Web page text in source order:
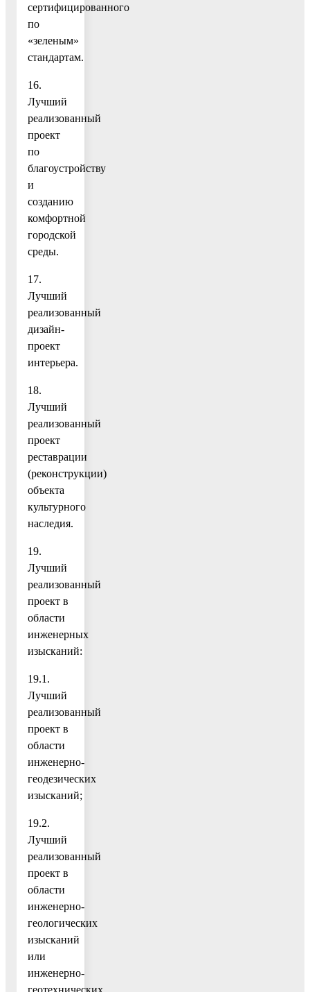
сертифицированного
по
«зеленым»
стандартам.
16.
Лучший
реализованный
проект
по
благоустройству
и
созданию
комфортной
городской
среды.
17.
Лучший
реализованный
дизайн-
проект
интерьера.
18.
Лучший
реализованный
проект
реставрации
(реконструкции)
объекта
культурного
наследия.
19.
Лучший
реализованный
проект в
области
инженерных
изысканий:
19.1.
Лучший
реализованный
проект в
области
инженерно-
геодезических
изысканий;
19.2.
Лучший
реализованный
проект в
области
инженерно-
геологических
изысканий
или
инженерно-
геотехнических